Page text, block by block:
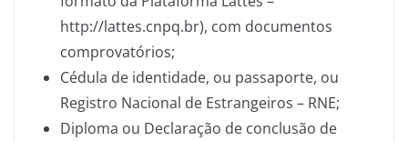
http://lattes.cnpq.br), com documentos
comprovatórios;
Cédula de identidade, ou passaporte, ou
Registro Nacional de Estrangeiros – RNE;
Diploma ou Declaração de conclusão de